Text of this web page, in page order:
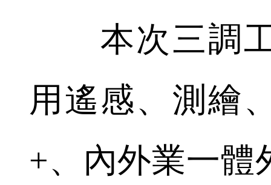
本次三調工
用遙感、測繪
+、內外業一體